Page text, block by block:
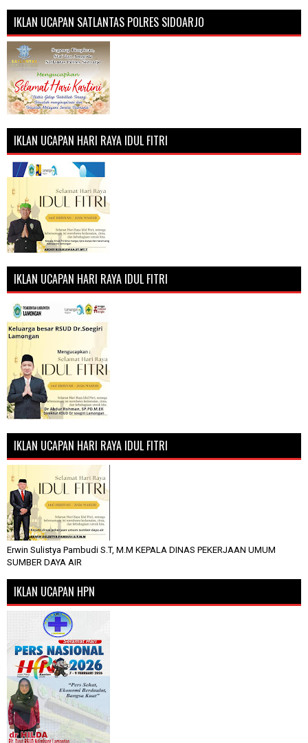
IKLAN UCAPAN SATLANTAS POLRES SIDOARJO
IKLAN UCAPAN HARI RAYA IDUL FITRI
IKLAN UCAPAN HARI RAYA IDUL FITRI
IKLAN UCAPAN HARI RAYA IDUL FITRI
Erwin Sulistya Pambudi S.T, M.M KEPALA DINAS PEKERJAAN UMUM
SUMBER DAYA AIR
IKLAN UCAPAN HPN